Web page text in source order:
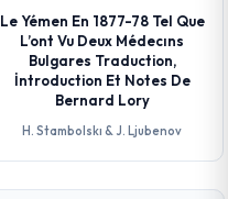
Le Yémen En 1877-78 Tel Que
L’ont Vu Deux Médecıns
Bulgares Traduction,
İntroduction Et Notes De
Bernard Lory
H. Stambolskı & J. Ljubenov